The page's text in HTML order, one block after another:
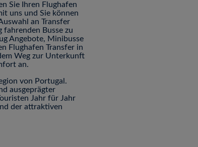
Sie Ihren Flughafen
uns und Sie können
an Transfer
fahrenden Busse zu
Angebote, Minibusse
Flughafen Transfer in
Weg zur Unterkunft
an.
von Portugal.
ausgeprägter
Jahr für Jahr
der attraktiven